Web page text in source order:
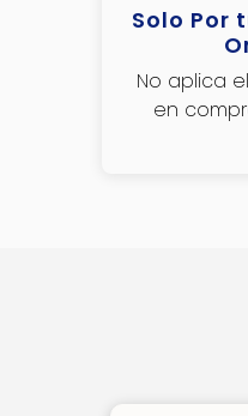
Solo Por
No aplica
en